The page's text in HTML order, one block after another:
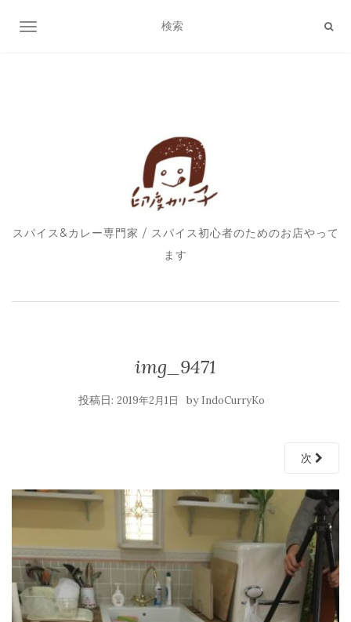
ナビゲーション切り替え
スパイス&カレー専門家 / スパイス初心者のためのお店やって
ます
img_9471
投稿日: 2019年2月1日 by IndoCurryKo
次